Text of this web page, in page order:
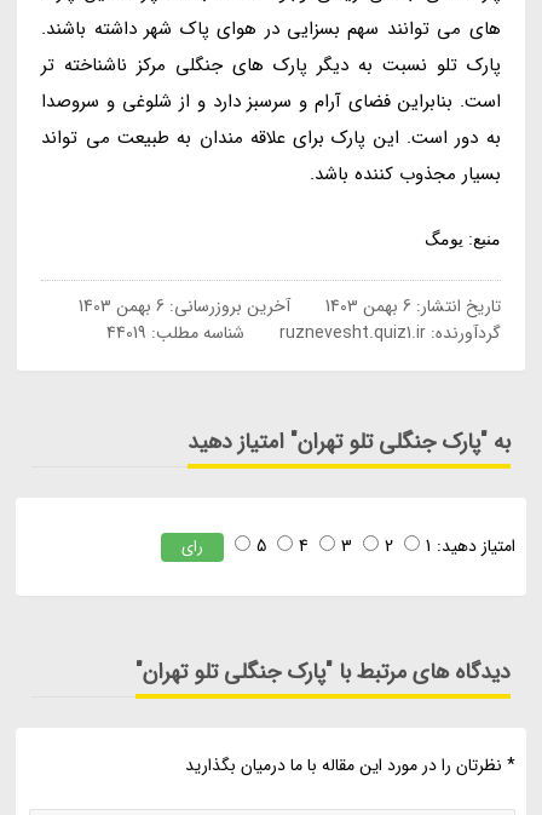
های می توانند سهم بسزایی در هوای پاک شهر داشته باشند.
پارک تلو نسبت به دیگر پارک های جنگلی مرکز ناشناخته تر
است. بنابراین فضای آرام و سرسبز دارد و از شلوغی و سروصدا
به دور است. این پارک برای علاقه مندان به طبیعت می تواند
بسیار مجذوب کننده باشد.
منبع: یومگ
تاریخ انتشار: 6 بهمن 1403 آخرین بروزرسانی: 6 بهمن 1403
گردآورنده:ruznevesht.quiz1.ir شناسه مطلب: 44019
به "پارک جنگلی تلو تهران" امتیاز دهید
امتیاز دهید: 1
2
3
4
5 رای
دیدگاه های مرتبط با "پارک جنگلی تلو تهران"
* نظرتان را در مورد این مقاله با ما درمیان بگذارید